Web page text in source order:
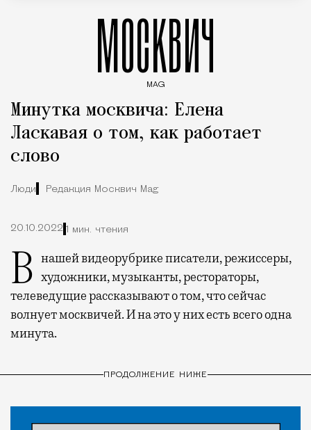
МОСКВИЧ
MAG
Минутка москвича: Елена
Ласкавая о том, как работает
слово
Люди Редакция Москвич Mag
20.10.2022 1 мин. чтения
В нашей видеорубрике писатели, режиссеры, художники, музыканты, рестораторы,
телеведущие рассказывают о том, что сейчас
волнует москвичей. И на это у них есть всего одна
минута.
ПРОДОЛЖЕНИЕ НИЖЕ